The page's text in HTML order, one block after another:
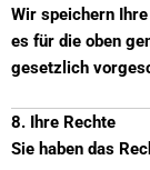
Wir speichern
es für die oben
gesetzlich
8. Ihre Rechte
Sie haben das